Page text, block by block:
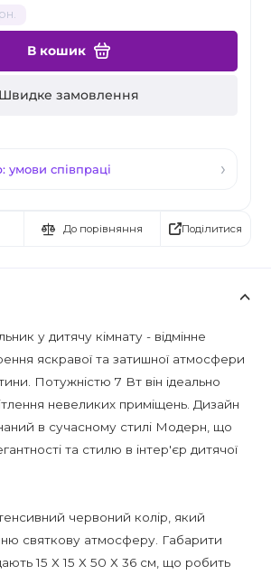
В кошик
Швидке замовлення
умови співпраці
До порівняння Поділитися
у дитячу кімнату - відмінне
яскравої та затишної атмосфери
Потужністю 7 Вт він ідеально
невеликих приміщень. Дизайн
в сучасному стилі Модерн, що
та стилю в інтер'єр дитячої
червоний колір, який
святкову атмосферу. Габарити
15 Х 15 Х 50 Х 36 см, що робить